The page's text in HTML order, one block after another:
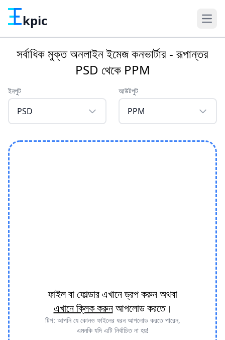
kpic
সর্বাধিক মুক্ত অনলাইন ইমেজ কনভার্টার - রূপান্তর
PSD থেকে PPM
ইনপুট
PSD
আউটপুট
PPM
ফাইল বা ফোল্ডার এখানে ড্রপ করুন অথবা
এখানে ক্লিক করুনআপলোড করতে।
টিপ: আপনি যে কোনও ফাইলের ধরন আপলোড করতে পারেন,
এমনকি যদি এটি নির্বাচিত না হয়!